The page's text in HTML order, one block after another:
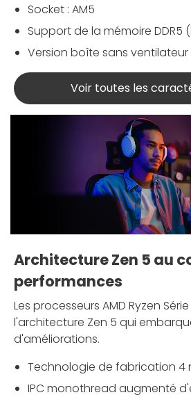
Socket : AM5
Support de la mémoire DDR5
Version boîte sans ventilateur
Voir toutes les
Architecture Zen 5 au
performances
Les processeurs AMD Ryzen
l'architecture Zen 5 qui
d'améliorations.
Technologie de fabrication 4
IPC monothread augmenté